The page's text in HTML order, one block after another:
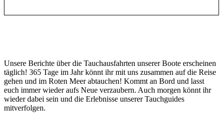
Unsere Berichte über die Tauchausfahrten unserer Boote erscheinen
täglich! 365 Tage im Jahr könnt ihr mit uns zusammen auf die Reise
gehen und im Roten Meer abtauchen! Kommt an Bord und lasst
euch immer wieder aufs Neue verzaubern. Auch morgen könnt ihr
wieder dabei sein und die Erlebnisse unserer Tauchguides
mitverfolgen.